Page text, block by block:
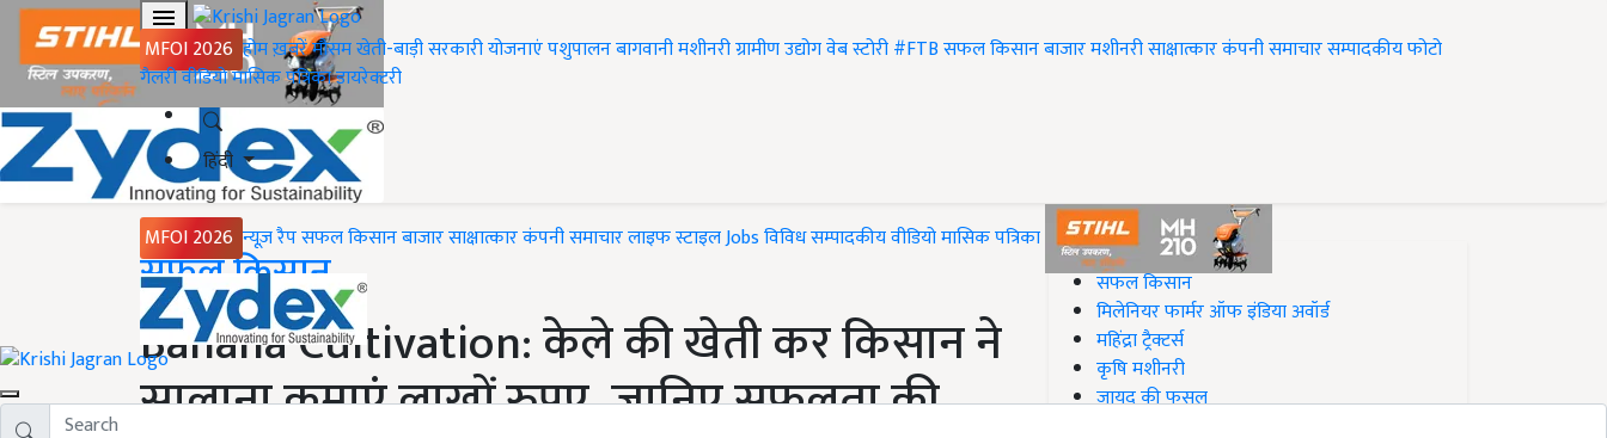
MFOI 2026 होमख़बरेंमौसमखेती-बाड़ीसरकारी योजनाएंपशुपालनबागवानीमशीनरीग्रामीण उद्योगवेब स्टोरी#FTBसफल किसानबाजारमशीनरीसाक्षात्कारकंपनी समाचारसम्पादकीयफोटो
गैलरीवीडियोमासिक पत्रिकाडायरेक्टरी
हिंदी
MFOI 2026 न्यूज़ रैपसफल किसानबाजारसाक्षात्कारकंपनी समाचारलाइफ स्टाइलJobsविविधसम्पादकीयवीडियोमासिक पत्रिका
Home
सफल किसान
Banana Cultivation: केले की खेती कर किसान ने
सालाना कमाएं लाखों रुपए, जानिए सफलता की
#Top on Krishi Jagran
सफल किसान
मिलेनियर फार्मर ऑफ इंडिया अवॉर्ड
महिंद्रा ट्रैक्टर्स
कृषि मशीनरी
जायद की फसल